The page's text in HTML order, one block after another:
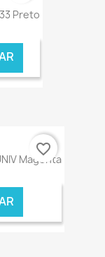
Preto
Magenta
favorite_border